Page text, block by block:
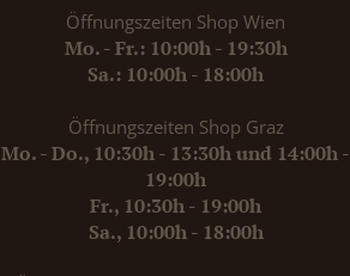
Öffnungszeiten Shop Wien
Mo. - Fr.: 10:00h - 19:30h
Sa.: 10:00h - 18:00h
Öffnungszeiten Shop Graz
Mo. - Do., 10:30h - 13:30h und 14:00h -
19:00h
Fr., 10:30h - 19:00h
Sa., 10:00h - 18:00h